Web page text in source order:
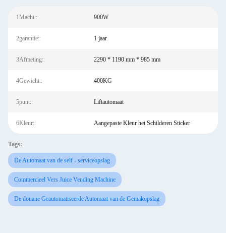
1Macht:: 900W
2garantie:: 1 jaar
3Afmeting:: 2290 * 1190 mm * 985 mm
4Gewicht:: 400KG
5punt:: Liftautomaat
6Kleur:: Aangepaste Kleur het Schilderen Sticker
Tags:
De Automaat van de self - serviceopslag
Commercieel Vers Juice Vending Machine
De douane Geautomatiseerde Automaat van de Gemakopslag